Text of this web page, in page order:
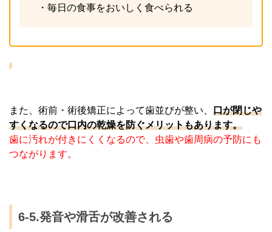
・毎日の食事をおいしく食べられる
また、術前・術後矯正によって歯並びが整い、 口が閉じや
すくなるので口内の乾燥を防ぐメリットもあります。
歯に汚れが付きにくくなるので、虫歯や歯周病の予防にも
つながります。
6-5.発音や滑舌が改善される